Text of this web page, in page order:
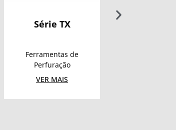
Bit Cónico
Ferramentas de
Perfuração
VER MAIS